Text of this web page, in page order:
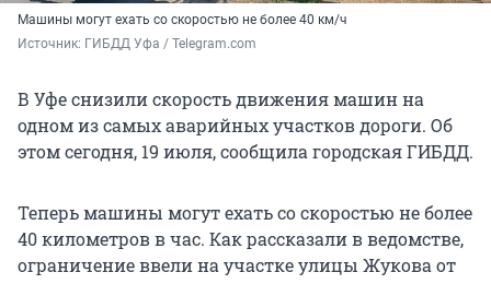
Машины могут ехать со скоростью не более 40 км/ч
Источник: ГИБДД Уфа / Telegram.com
В Уфе снизили скорость движения машин на
одном из самых аварийных участков дороги. Об
этом сегодня, 19 июля, сообщила городская ГИБДД.
Теперь машины могут ехать со скоростью не более
40 километров в час. Как рассказали в ведомстве,
ограничение ввели на участке улицы Жукова от